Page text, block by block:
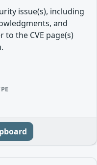
issue(s), including
and
the CVE page(s)